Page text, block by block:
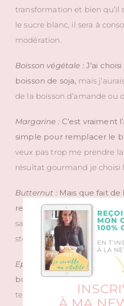
transformation et bien qu’il
le sucre blanc, il sera à
modération.
Boisson végétale : J’ai
boisson de soja, mais
de la boisson d’amande ou
Margarine : C’est vraiment
simple pour remplacer le
veux pas trop me prendre
résultat gourmand je choisi
Butternut : Mais que fait
recette sucrée !?Eh bien
saveur particulière. Comme
stock, j’ai choisi de
Epices :
Etant donné le goût
butternut,il sera nécessaire
telle que la cannelle. Mais
À MA